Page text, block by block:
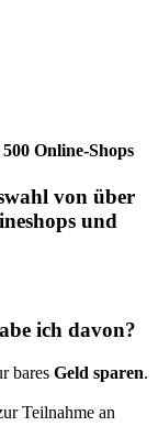
Online-Shops
von über
und
ich davon?
bares Geld sparen.
Teilnahme an